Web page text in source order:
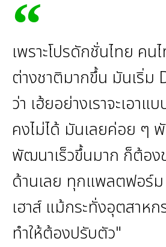
เพราะโปรดักชั่นไทย คน
ต่างชาติมากขึ้น มันเริ่ม
ว่า เฮ้ยอย่างเราจะเอาแ
คงไม่ได้ มันเลยค่อย ๆ
พัฒนาเร็วขึ้นมาก ก็ต้อ
ด้านเลย ทุกแพลตฟอร์
เฮาส์ แม้กระทั่งอุตสาห
ทำให้ต้องปรับตัว"